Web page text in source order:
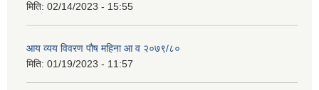
मिति: 02/14/2023 - 15:55
आय व्यय विवरण पौष महिना आ व २०७९/८०
मिति: 01/19/2023 - 11:57